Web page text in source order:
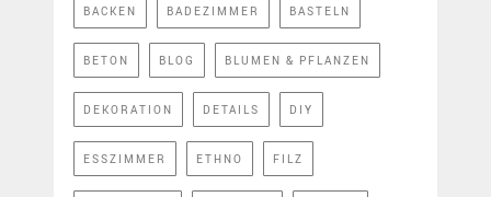
BACKEN BADEZIMMER BASTELN
BETON BLOG BLUMEN & PFLANZEN
DEKORATION DETAILS DIY
ESSZIMMER ETHNO FILZ